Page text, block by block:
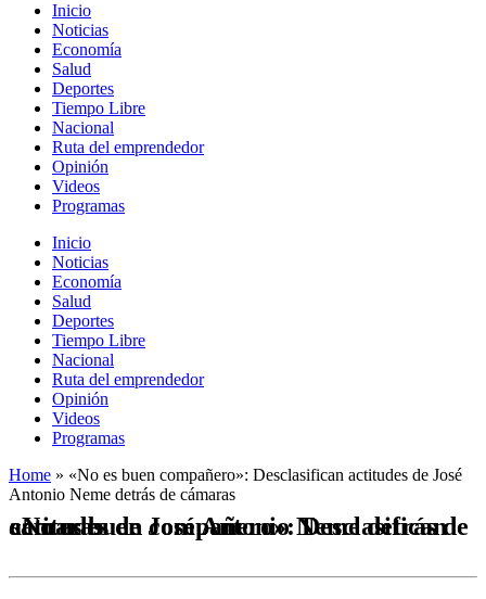
Inicio
Noticias
Economía
Salud
Deportes
Tiempo Libre
Nacional
Ruta del emprendedor
Opinión
Videos
Programas
Inicio
Noticias
Economía
Salud
Deportes
Tiempo Libre
Nacional
Ruta del emprendedor
Opinión
Videos
Programas
Home » «No es buen compañero»: Desclasifican actitudes de José
Antonio Neme detrás de cámaras
«No es buen compañero»: Desclasifican actitudes de José Antonio Neme detrás de cámaras